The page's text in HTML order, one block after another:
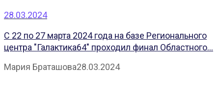
28.03.2024
С 22 по 27 марта 2024 года на базе Регионального
центра "Галактика64" проходил финал Областного...
Мария Браташова28.03.2024